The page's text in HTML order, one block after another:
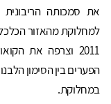
את סמכותה
2011 וצרפה את
במחלוקת.